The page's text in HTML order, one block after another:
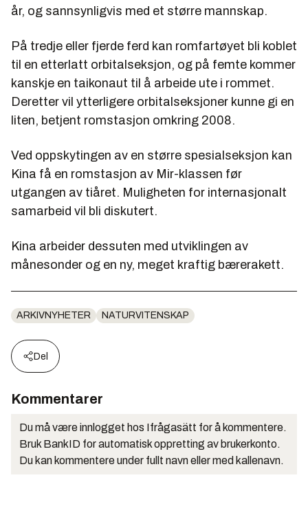
år, og sannsynligvis med et større mannskap.
På tredje eller fjerde ferd kan romfartøyet bli koblet
til en etterlatt orbitalseksjon, og på femte kommer
kanskje en taikonaut til å arbeide ute i rommet.
Deretter vil ytterligere orbitalseksjoner kunne gi en
liten, betjent romstasjon omkring 2008.
Ved oppskytingen av en større spesialseksjon kan
Kina få en romstasjon av Mir-klassen før
utgangen av tiåret. Muligheten for internasjonalt
samarbeid vil bli diskutert.
Kina arbeider dessuten med utviklingen av
månesonder og en ny, meget kraftig bærerakett.
ARKIVNYHETER NATURVITENSKAP
Del
Kommentarer
Du må være innlogget hos Ifrågasätt for å kommentere.
Bruk BankID for automatisk oppretting av brukerkonto.
Du kan kommentere under fullt navn eller med kallenavn.